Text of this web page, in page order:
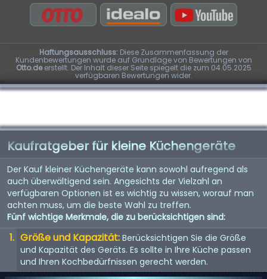
Haftungsausschluss:Diese Zusammenfassung der
Kundenbewertungen wurde auf Grundlage von Bewertungen von
Otto.deerstellt. Der Inhalt dieser Seite spiegelt die zum 04.05.2025
verfügbaren Bewertungen wider.
Kaufratgeber für kleine Küchengeräte
Der Kauf kleiner Küchengeräte kann sowohl aufregend als
auch überwältigend sein. Angesichts der Vielzahl an
verfügbaren Optionen ist es wichtig zu wissen, worauf man
achten muss, um die beste Wahl zu treffen.
Fünf wichtige Merkmale, die zu berücksichtigen sind:
Größe und Kapazität: Berücksichtigen Sie die Größe
und Kapazität des Geräts. Es sollte in Ihre Küche passen
und Ihren Kochbedürfnissen gerecht werden.